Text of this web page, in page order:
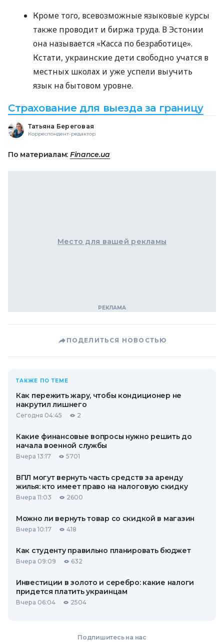
Кроме того, всевозможные языковые курсы
также проводит и биржа труда. В Эстонии
она называется «Касса по безработице».
Кстати, украинские дети свободно учатся в
местных школах и уже успели выучить
язык на бытовом уровне.
Страхование для выезда за границу
Татьяна Береговая
Корреспондент-редактор
По материалам: Finance.ua
Место для вашей рекламы
ПОДЕЛИТЬСЯ НОВОСТЬЮ
ТАКЖЕ ПО ТЕМЕ
Как пережить жару, чтобы кондиционер не
накрутил лишнего
Сегодня 04:45 2
Какие финансовые вопросы нужно решить до
начала военной службы
Вчера 13:17 5701
ВПЛ могут вернуть часть средств за аренду
жилья: кто имеет право на налоговую скидку
Вчера 11:03 2600
Можно ли вернуть товар со скидкой в ​​магазин
Вчера 10:17 418
Как студенту правильно планировать бюджет
Вчера 09:09 632
Инвестиции в золото и серебро: какие налоги
придется платить украинцам
Вчера 06:04 2504
Подпишитесь на нас